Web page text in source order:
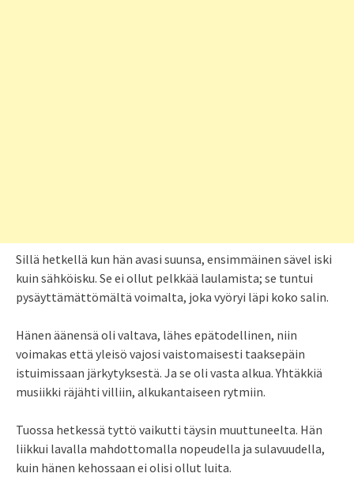
Sillä hetkellä kun hän avasi suunsa, ensimmäinen sävel iski
kuin sähköisku. Se ei ollut pelkkää laulamista; se tuntui
pysäyttämättömältä voimalta, joka vyöryi läpi koko salin.
Hänen äänensä oli valtava, lähes epätodellinen, niin
voimakas että yleisö vajosi vaistomaisesti taaksepäin
istuimissaan järkytyksestä. Ja se oli vasta alkua. Yhtäkkiä
musiikki räjähti villiin, alkukantaiseen rytmiin.
Tuossa hetkessä tyttö vaikutti täysin muuttuneelta. Hän
liikkui lavalla mahdottomalla nopeudella ja sulavuudella,
kuin hänen kehossaan ei olisi ollut luita.